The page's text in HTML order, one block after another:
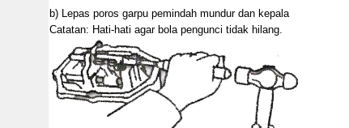
b) Lepas poros garpu pemindah mundur dan kepala
Catatan: Hati-hati agar bola pengunci tidak hilang.